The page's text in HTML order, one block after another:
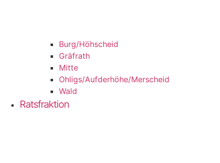
Burg/​Höhscheid
Grä­f­rath
Mit­te
Ohligs/​Aufderhöhe/​Merscheid
Wald
Ratsfraktion